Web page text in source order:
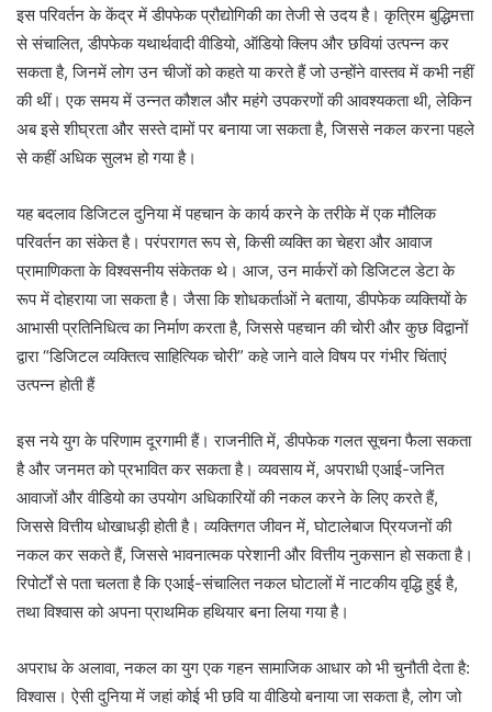
इस परिवर्तन के केंद्र में डीपफेक प्रौद्योगिकी का तेजी से उदय है। कृत्रिम बुद्धिमत्ता
से संचालित, डीपफेक यथार्थवादी वीडियो, ऑडियो क्लिप और छवियां उत्पन्न कर
सकता है, जिनमें लोग उन चीजों को कहते या करते हैं जो उन्होंने वास्तव में कभी नहीं
की थीं। एक समय में उन्नत कौशल और महंगे उपकरणों की आवश्यकता थी, लेकिन
अब इसे शीघ्रता और सस्ते दामों पर बनाया जा सकता है, जिससे नकल करना पहले
से कहीं अधिक सुलभ हो गया है।
यह बदलाव डिजिटल दुनिया में पहचान के कार्य करने के तरीके में एक मौलिक
परिवर्तन का संकेत है। परंपरागत रूप से, किसी व्यक्ति का चेहरा और आवाज
प्रामाणिकता के विश्वसनीय संकेतक थे। आज, उन मार्करों को डिजिटल डेटा के
रूप में दोहराया जा सकता है। जैसा कि शोधकर्ताओं ने बताया, डीपफेक व्यक्तियों के
आभासी प्रतिनिधित्व का निर्माण करता है, जिससे पहचान की चोरी और कुछ विद्वानों
द्वारा “डिजिटल व्यक्तित्व साहित्यिक चोरी” कहे जाने वाले विषय पर गंभीर चिंताएं
उत्पन्न होती हैं
इस नये युग के परिणाम दूरगामी हैं। राजनीति में, डीपफेक गलत सूचना फैला सकता
है और जनमत को प्रभावित कर सकता है। व्यवसाय में, अपराधी एआई-जनित
आवाजों और वीडियो का उपयोग अधिकारियों की नकल करने के लिए करते हैं,
जिससे वित्तीय धोखाधड़ी होती है। व्यक्तिगत जीवन में, घोटालेबाज प्रियजनों की
नकल कर सकते हैं, जिससे भावनात्मक परेशानी और वित्तीय नुकसान हो सकता है।
रिपोर्टों से पता चलता है कि एआई-संचालित नकल घोटालों में नाटकीय वृद्धि हुई है,
तथा विश्वास को अपना प्राथमिक हथियार बना लिया गया है।
अपराध के अलावा, नकल का युग एक गहन सामाजिक आधार को भी चुनौती देता है:
विश्वास। ऐसी दुनिया में जहां कोई भी छवि या वीडियो बनाया जा सकता है, लोग जो